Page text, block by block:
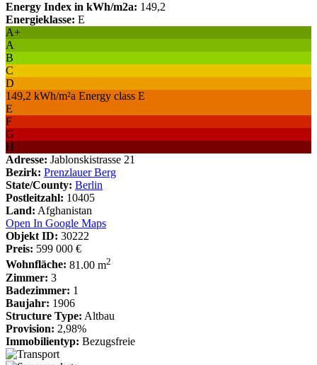
Energy Index in kWh/m2a: 149,2
Energieklasse: E
A+
A
B
C
D
149,2 kWh/m²a Energy class E
E
F
G
H
Adresse: Jablonskistrasse 21
Bezirk: Prenzlauer Berg
State/County: Berlin
Postleitzahl: 10405
Land: Afghanistan
Open In Google Maps
Objekt ID: 30222
Preis: 599 000 €
Wohnfläche: 81.00 m2
Zimmer: 3
Badezimmer: 1
Baujahr: 1906
Structure Type: Altbau
Provision: 2,98%
Immobilientyp: Bezugsfreie